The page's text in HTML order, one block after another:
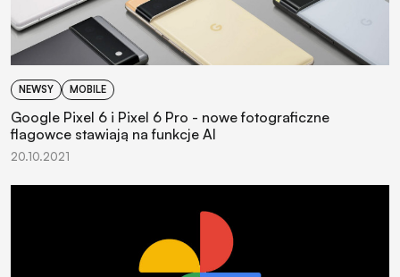
NEWSY MOBILE
Google Pixel 6 i Pixel 6 Pro - nowe fotograficzne
flagowce stawiają na funkcje AI
20.10.2021